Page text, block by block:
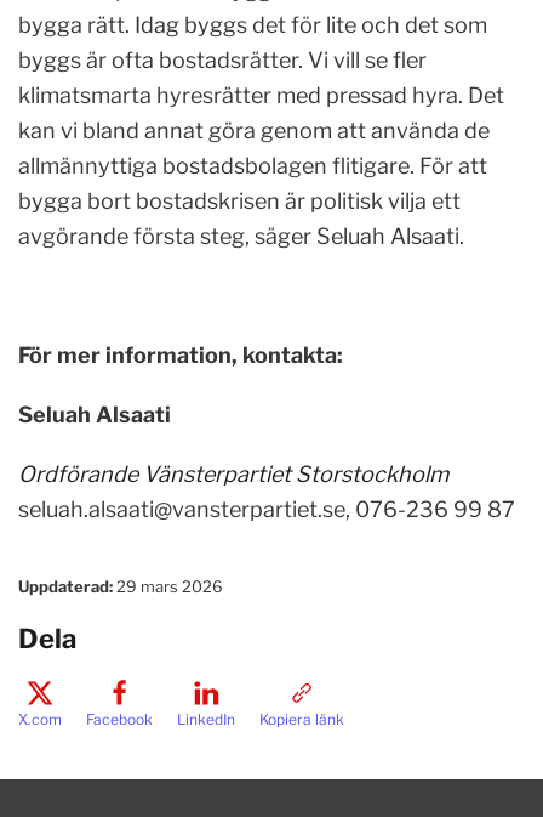
bygga rätt. Idag byggs det för lite och det som
byggs är ofta bostadsrätter. Vi vill se fler
klimatsmarta hyresrätter med pressad hyra. Det
kan vi bland annat göra genom att använda de
allmännyttiga bostadsbolagen flitigare. För att
bygga bort bostadskrisen är politisk vilja ett
avgörande första steg, säger Seluah Alsaati.
För mer information, kontakta:
Seluah Alsaati
Ordförande Vänsterpartiet Storstockholm
seluah.alsaati@vansterpartiet.se, 076-236 99 87
Uppdaterad: 29 mars 2026
Dela
X.com Facebook LinkedIn Kopiera länk